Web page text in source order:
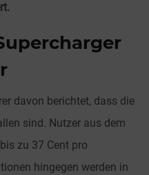
davon berichtet, dass die
sind. Nutzer aus dem
zu 37 Cent pro
hingegen werden in